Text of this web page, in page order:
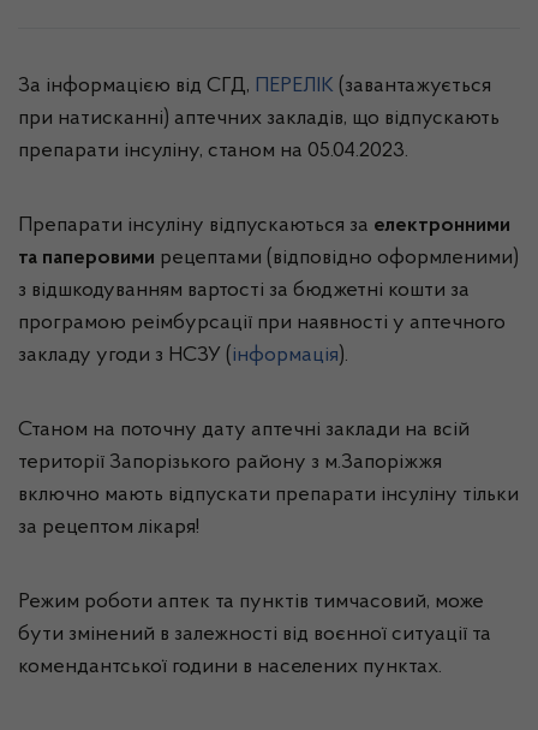
За інформацією від СГД, ПЕРЕЛІК (завантажується
при натисканні) аптечних закладів, що відпускають
препарати інсуліну, станом на 05.04.2023.
Препарати інсуліну відпускаються за електронними
та паперовими рецептами (відповідно оформленими)
з відшкодуванням вартості за бюджетні кошти за
програмою реімбурсації при наявності у аптечного
закладу угоди з НСЗУ ( інформація).
Станом на поточну дату аптечні заклади на всій
території Запорізького району з м.Запоріжжя
включно мають відпускати препарати інсуліну тільки
за рецептом лікаря!
Режим роботи аптек та пунктів тимчасовий, може
бути змінений в залежності від воєнної ситуації та
комендантської години в населених пунктах.